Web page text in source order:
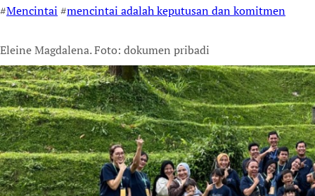
#Mencintai #mencintai adalah keputusan dan komitmen
Eleine Magdalena. Foto: dokumen pribadi